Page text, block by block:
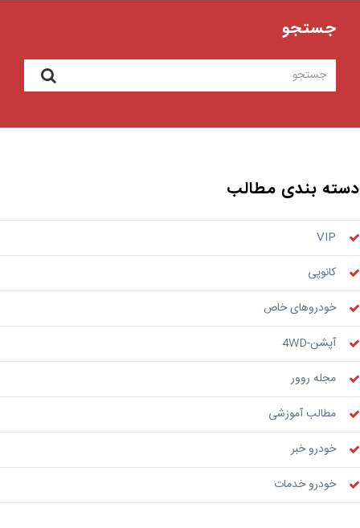
جستجو
بندی مطالب
VIP
کانوپی
خودروهای خاص
آپشن-4WD
مجله روور
مطالب آموزشی
خودرو خبر
خودرو خدمات